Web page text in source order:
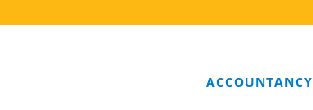
ACCOUNTANCY